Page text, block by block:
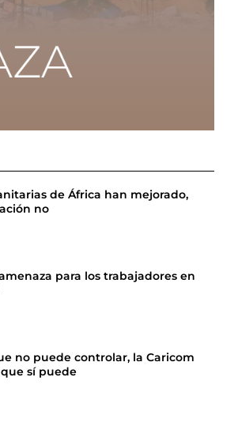
de África han mejorado,
no
para los trabajadores en
no puede controlar, la Caricom
sí puede